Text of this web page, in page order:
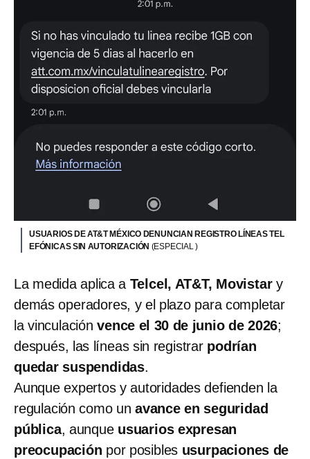
USUARIOS DE AT&T MÉXICO DENUNCIAN REGISTRO LÍNEAS TEL
EFÓNICAS SIN AUTORIZACIÓN (ESPECIAL )
La medida aplica a Telcel, AT&T, Movistary
demás operadores, y el plazo para completar
la vinculaciónvence el 30 de junio de 2026;
después, las líneas sin registrar podrían
quedar suspendidas.
Aunque expertos y autoridades defienden la
regulación como unavance en seguridad
pública, aunque usuarios expresan
preocupación por posibles usurpaciones de